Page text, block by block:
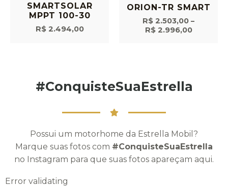
SMARTSOLAR
MPPT 100-30
R$2.494,00
ORION-TR SMART
R$ 2.503,00 –
R$2.996,00
#ConquisteSuaEstrella
Possui um motorhome da Estrella Mobil?
Marque suas fotos com #ConquisteSuaEstrella
no Instagram para que suas fotos apareçam aqui.
Error validating